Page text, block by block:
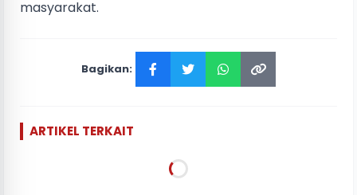
masyarakat.
Bagikan:
ARTIKEL TERKAIT